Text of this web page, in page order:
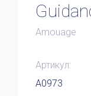
Amouage
Артикул:
A0973